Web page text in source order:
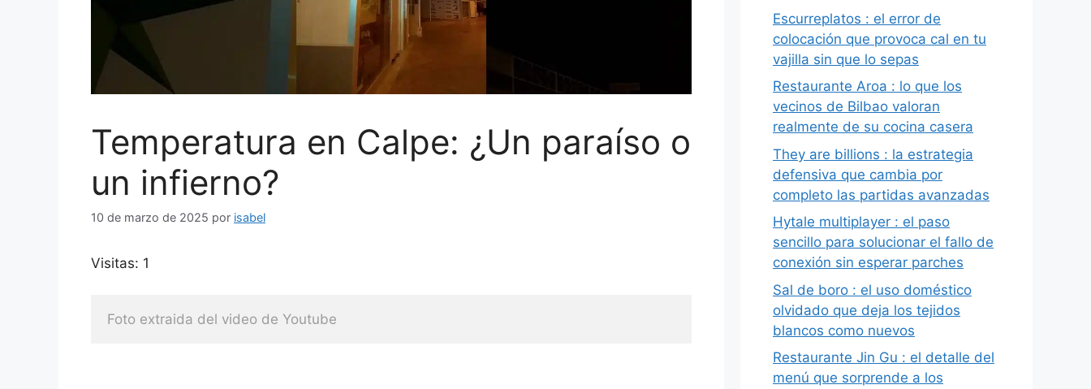
Temperatura en Calpe: ¿Un paraíso o
un infierno?
10 de marzo de 2025 por isabel
Visitas: 1
Foto extraida del video de Youtube
Escurreplatos : el error de
colocación que provoca cal en tu
vajilla sin que lo sepas
Restaurante Aroa : lo que los
vecinos de Bilbao valoran
realmente de su cocina casera
They are billions : la estrategia
defensiva que cambia por
completo las partidas avanzadas
Hytale multiplayer : el paso
sencillo para solucionar el fallo de
conexión sin esperar parches
Sal de boro : el uso doméstico
olvidado que deja los tejidos
blancos como nuevos
Restaurante Jin Gu : el detalle del
menú que sorprende a los